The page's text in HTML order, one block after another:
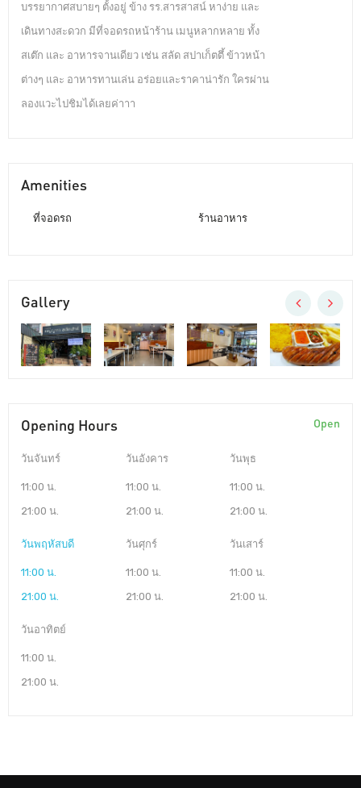
บรรยากาศสบายๆ ตั้งอยู่ ข้าง รร.สารสาสน์ หาง่าย และ
เดินทางสะดวก มีที่จอดรถหน้าร้าน เมนูหลากหลาย ทั้ง
สเต๊ก และ อาหารจานเดียว เช่น สลัด สปาเก็ตตึ้ ข้าวหน้า
ต่างๆ และ อาหารทานเล่น อร่อยและราคาน่ารัก ใครผ่าน
ลองแวะไปชิมได้เลยค่าาา
Amenities
ที่จอดรถ ร้านอาหาร
Gallery
Opening Hours Open
วันจันทร์
11:00 น.
21:00 น.
วันอังคาร
11:00 น.
21:00 น.
วันพุธ
11:00 น.
21:00 น.
วันพฤหัสบดี
11:00 น.
21:00 น.
วันศุกร์
11:00 น.
21:00 น.
วันเสาร์
11:00 น.
21:00 น.
วันอาทิตย์
11:00 น.
21:00 น.